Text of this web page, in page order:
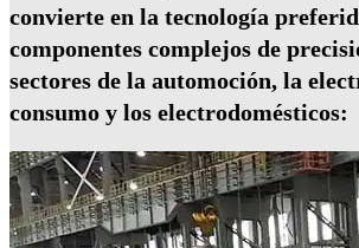
convierte en la tecnología
componentes complejos de
sectores de la automoción, la
consumo y los electrodomésticos: